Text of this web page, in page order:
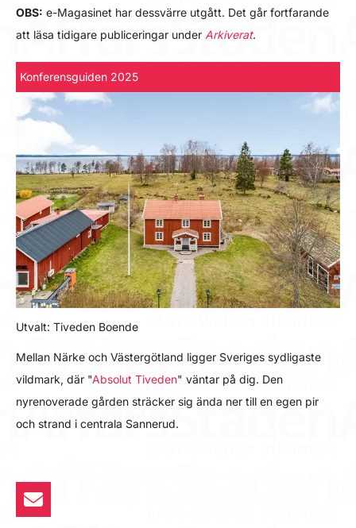
OBS: e-Magasinet har dessvärre utgått. Det går fortfarande
att läsa tidigare publiceringar under Arkiverat.
Konferensguiden 2025
Utvalt: Tiveden Boende
Mellan Närke och Västergötland ligger Sveriges sydligaste
vildmark, där "Absolut Tiveden" väntar på dig. Den
nyrenoverade gården sträcker sig ända ner till en egen pir
och strand i centrala Sannerud.